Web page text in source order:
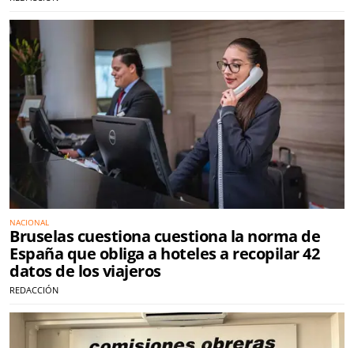
NACIONAL
Bruselas cuestiona cuestiona la norma de
España que obliga a hoteles a recopilar 42
datos de los viajeros
REDACCIÓN